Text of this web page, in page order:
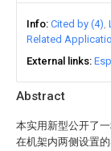
Abstract
本实用新型公开了
在机架内两侧设置
Info Cited by (4)
Related
External links